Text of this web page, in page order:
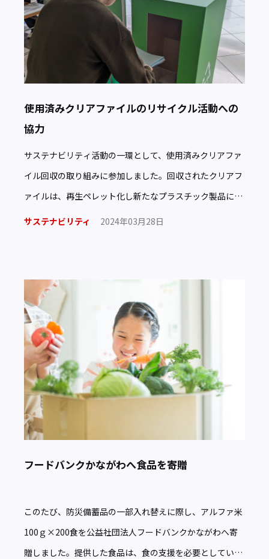
使用済みクリアファイルのリサイクル活動への
協力
サステナビリティ活動の一環として、使用済みクリアファ
イル回収の取り組みに参加しました。回収されたクリアフ
ァイルは、再生ペレット化し新たなプラスチック製品に利
用される予定です。 ■使用済みクリアファイル回収活動に
サステナビリティ 2024年03月28日
フードバンクかながわへ食品を寄贈
このたび、防災備蓄品の一部入れ替えに際し、アルファ米
100ｇ×200食を公益社団法人フードバンクかながわへ寄
贈しました。提供した食品は、食の支援を必要としている